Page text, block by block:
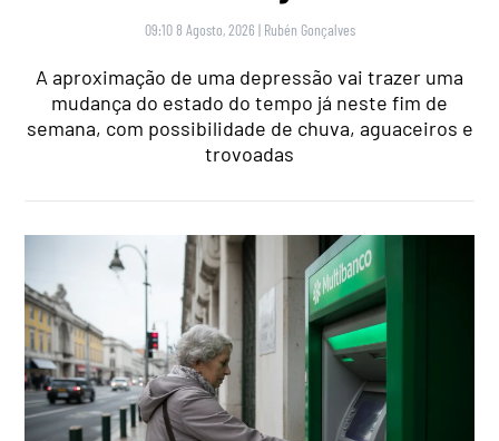
09:10 8 Agosto, 2026 | Rubén Gonçalves
A aproximação de uma depressão vai trazer uma
mudança do estado do tempo já neste fim de
semana, com possibilidade de chuva, aguaceiros e
trovoadas